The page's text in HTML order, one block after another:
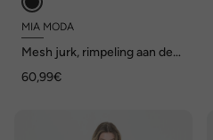
MIA MODA
Mesh jurk, rimpeling aan de
onderjurk
60,99€